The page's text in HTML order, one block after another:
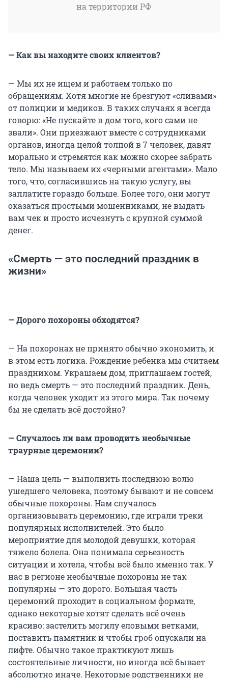
на территории РФ
— Как вы находите своих клиентов?
— Мы их не ищем и работаем только по
обращениям. Хотя многие не брезгуют «сливами»
от полиции и медиков. В таких случаях я всегда
говорю: «Не пускайте в дом того, кого сами не
звали». Они приезжают вместе с сотрудниками
органов, иногда целой толпой в 7 человек, давят
морально и стремятся как можно скорее забрать
тело. Мы называем их «черными агентами». Мало
того, что, согласившись на такую услугу, вы
заплатите гораздо больше. Более того, они могут
оказаться простыми мошенниками, не выдать
вам чек и просто исчезнуть с крупной суммой
денег.
«Смерть — это последний праздник в
жизни»
— Дорого похороны обходятся?
— На похоронах не принято обычно экономить, и
в этом есть логика. Рождение ребенка мы считаем
праздником. Украшаем дом, приглашаем гостей,
но ведь смерть — это последний праздник. День,
когда человек уходит из этого мира. Так почему
бы не сделать всё достойно?
— Случалось ли вам проводить необычные
траурные церемонии?
— Наша цель — выполнить последнюю волю
ушедшего человека, поэтому бывают и не совсем
обычные похороны. Нам случалось
организовывать церемонию, где играли треки
популярных исполнителей. Это было
мероприятие для молодой девушки, которая
тяжело болела. Она понимала серьезность
ситуации и хотела, чтобы всё было именно так. У
нас в регионе необычные похороны не так
популярны — это дорого. Большая часть
церемоний проходит в социальном формате,
однако некоторые хотят сделать всё очень
красиво: застелить могилу еловыми ветками,
поставить памятник и чтобы гроб опускали на
лифте. Обычно такое практикуют лишь
состоятельные личности, но иногда всё бывает
абсолютно иначе. Некоторые родственники не